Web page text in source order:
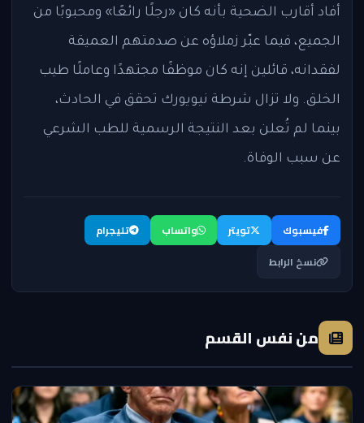
أفاد أقارب الضحية بأنه كان «رجلًا رائعًا» ومحبوبًا من
الجميع، فيما عبّر زملاؤه عن صدمتهم العميقة
لفقدانه، قائلين إنه كان موظفًا مجتهدًا وعاملًا طيب
الخلق. ولا تزال شرطة نيويورك تحقق في الحادث،
بينما لم تُعلن بعد النتيجة الرسمية للطب الشرعي
عن سبب الوفاة.
فيسبوك تويتر واتساب
تليجرام
نسخ الرابط
من نفس القسم